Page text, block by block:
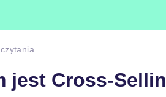
jest Cross-